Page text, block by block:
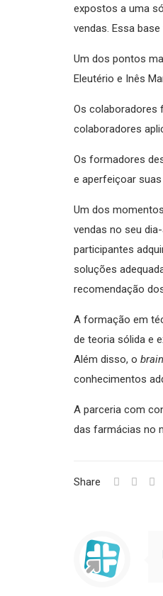
expostos a uma
vendas. Essa
Um dos pontos
Eleutério e Inês
Os colaboradores
colaboradores
Os formadores
e aperfeiçoar
Um dos
vendas no seu
participantes
soluções
recomendação
A formação em
de teoria sólida e
Além disso, o
conhecimentos
A parceria com
das farmácias no
Share